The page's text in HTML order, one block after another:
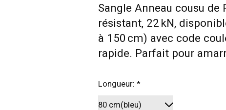
Sangle Anneau cousu de
résistant, 22 kN,
à 150 cm) avec code
rapide. Parfait pour
Longueur:*